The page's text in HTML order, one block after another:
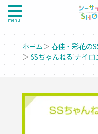
menu
ホーム＞ 春佳・彩花の
＞SSちゃんねる ナイロ